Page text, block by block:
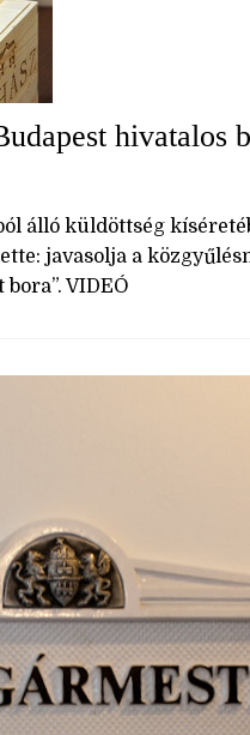
hivatalos
álló küldöttség
javasolja a
VIDEÓ